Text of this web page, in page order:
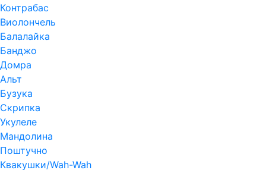
Контрабас
Виолончель
Балалайка
Банджо
Домра
Альт
Бузука
Скрипка
Укулеле
Мандолина
Поштучно
Квакушки/Wah-Wah